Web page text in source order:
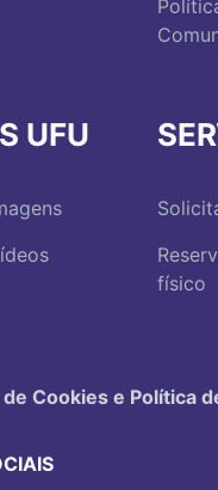
UFU
físico
Cookies e Política